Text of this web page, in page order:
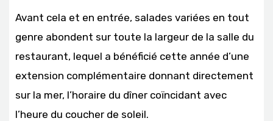
Avant cela et en entrée, salades variées en tout
genre abondent sur toute la largeur de la salle du
restaurant, lequel a bénéficié cette année d’une
extension complémentaire donnant directement
sur la mer, l’horaire du dîner coïncidant avec
l’heure du coucher de soleil.